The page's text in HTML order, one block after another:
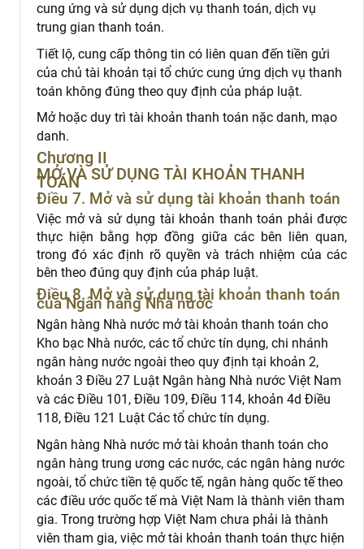
cung ứng và sử dụng dịch vụ thanh toán, dịch vụ
trung gian thanh toán.
Tiết lộ, cung cấp thông tin có liên quan đến tiền gửi
của chủ tài khoản tại tổ chức cung ứng dịch vụ thanh
toán không đúng theo quy định của pháp luật.
Mở hoặc duy trì tài khoản thanh toán nặc danh, mạo
danh.
Chương II
MỞ VÀ SỬ DỤNG TÀI KHOẢN THANH
TOÁN
Điều 7. Mở và sử dụng tài khoản thanh toán
Việc mở và sử dụng tài khoản thanh toán phải được
thực hiện bằng hợp đồng giữa các bên liên quan,
trong đó xác định rõ quyền và trách nhiệm của các
bên theo đúng quy định của pháp luật.
Điều 8. Mở và sử dụng tài khoản thanh toán
của Ngân hàng Nhà nước
Ngân hàng Nhà nước mở tài khoản thanh toán cho
Kho bạc Nhà nước, các tổ chức tín dụng, chi nhánh
ngân hàng nước ngoài theo quy định tại khoản 2,
khoản 3 Điều 27 Luật Ngân hàng Nhà nước Việt Nam
và các Điều 101, Điều 109, Điều 114, khoản 4d Điều
118, Điều 121 Luật Các tổ chức tín dụng.
Ngân hàng Nhà nước mở tài khoản thanh toán cho
ngân hàng trung ương các nước, các ngân hàng nước
ngoài, tổ chức tiền tệ quốc tế, ngân hàng quốc tế theo
các điều ước quốc tế mà Việt Nam là thành viên tham
gia. Trong trường hợp Việt Nam chưa phải là thành
viên tham gia, việc mở tài khoản thanh toán thực hiện